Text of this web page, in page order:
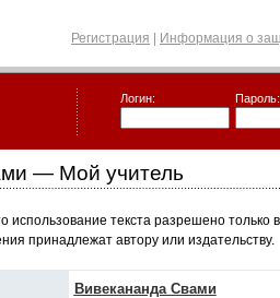
Регистрация Информация о
Логин: Пароль:
— Мой учитель
использование текста разрешено только
принадлежат автору или издательству.
Вивекананда Свами